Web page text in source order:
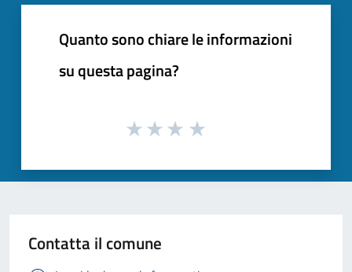
Quanto sono chiare le informazioni
su questa pagina?
Contatta il comune